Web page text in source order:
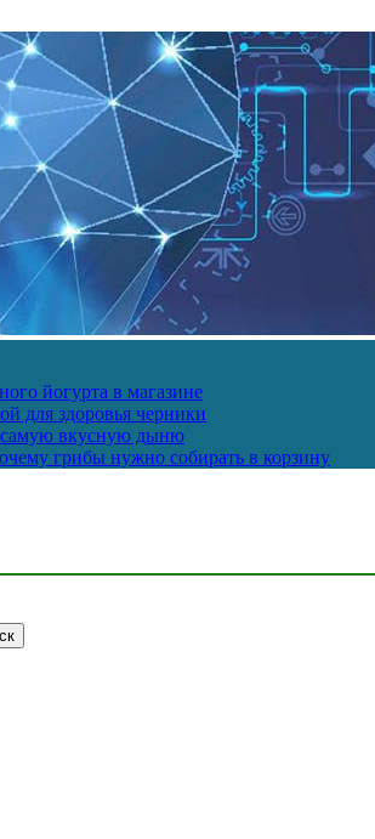
йогурта в магазине
для здоровья черники
самую вкусную дыню
грибы нужно собирать в корзину